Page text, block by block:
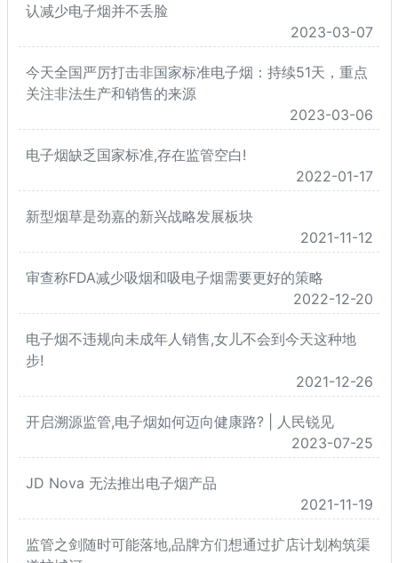
认减少电子烟并不丢脸
2023-03-07
今天全国严厉打击非国家标准电子烟：持续51天，重点
关注非法生产和销售的来源
2023-03-06
电子烟缺乏国家标准,存在监管空白!
2022-01-17
新型烟草是劲嘉的新兴战略发展板块
2021-11-12
审查称FDA减少吸烟和吸电子烟需要更好的策略
2022-12-20
电子烟不违规向未成年人销售,女儿不会到今天这种地
步!
2021-12-26
开启溯源监管,电子烟如何迈向健康路? | 人民锐见
2023-07-25
JD Nova 无法推出电子烟产品
2021-11-19
监管之剑随时可能落地,品牌方们想通过扩店计划构筑渠